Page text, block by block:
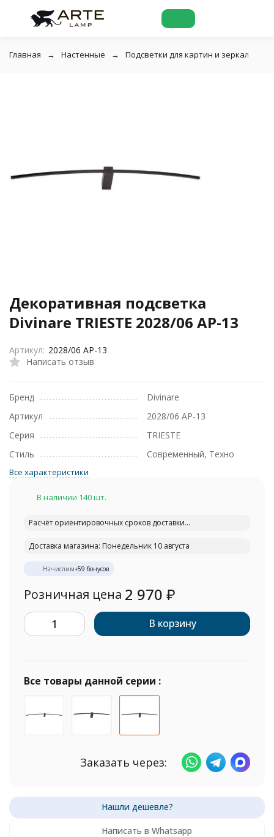
Главная Настенные Подсветки для картин и зеркал
Декоративная подсветка
Divinare TRIESTE 2028/06 AP-13
Написать отзыв
Артикул: 2028/06 AP-13
Бренд
Divinare
Артикул
2028/06 AP-13
Серия
TRIESTE
Стиль
Современный, Техно
Все характеристики
В наличии 140 шт.
Расчёт ориентировочных сроков доставки...
Доставка магазина: Понедельник 10 августа
Начислим+59 бонусов
Розничная цена 2 970 ₽
В корзину
Все товары данной серии :
Заказать через:
Написать в Whatsapp